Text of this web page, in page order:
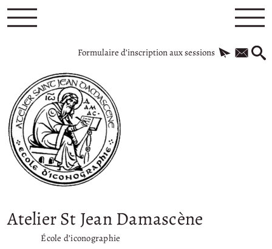
Formulaire d’inscription aux sessions
Atelier St Jean Damascène
École d’iconographie